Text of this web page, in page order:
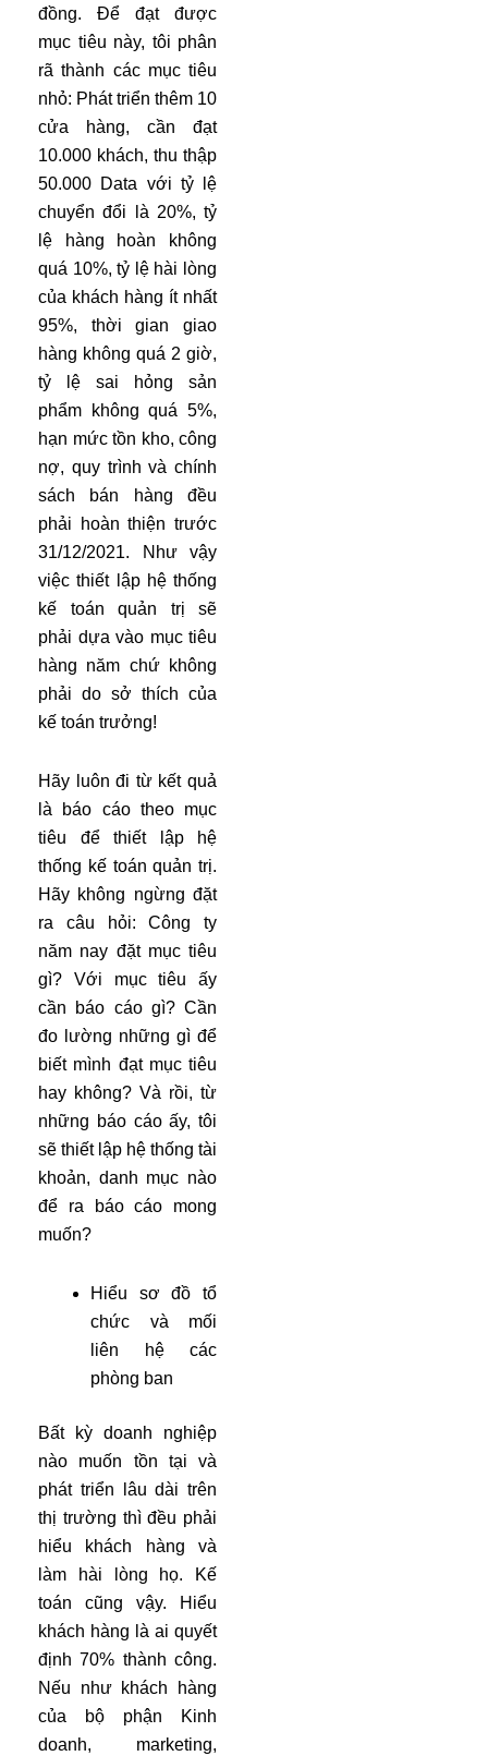
đồng. Để đạt được
mục tiêu này, tôi phân
rã thành các mục tiêu
nhỏ: Phát triển thêm 10
cửa hàng, cần đạt
10.000 khách, thu thập
50.000 Data với tỷ lệ
chuyển đổi là 20%, tỷ
lệ hàng hoàn không
quá 10%, tỷ lệ hài lòng
của khách hàng ít nhất
95%, thời gian giao
hàng không quá 2 giờ,
tỷ lệ sai hỏng sản
phẩm không quá 5%,
hạn mức tồn kho, công
nợ, quy trình và chính
sách bán hàng đều
phải hoàn thiện trước
31/12/2021. Như vậy
việc thiết lập hệ thống
kế toán quản trị sẽ
phải dựa vào mục tiêu
hàng năm chứ không
phải do sở thích của
kế toán trưởng!
Hãy luôn đi từ kết quả
là báo cáo theo mục
tiêu để thiết lập hệ
thống kế toán quản trị.
Hãy không ngừng đặt
ra câu hỏi: Công ty
năm nay đặt mục tiêu
gì? Với mục tiêu ấy
cần báo cáo gì? Cần
đo lường những gì để
biết mình đạt mục tiêu
hay không? Và rồi, từ
những báo cáo ấy, tôi
sẽ thiết lập hệ thống tài
khoản, danh mục nào
để ra báo cáo mong
muốn?
Hiểu sơ đồ tổ
chức và mối
liên hệ các
phòng ban
Bất kỳ doanh nghiệp
nào muốn tồn tại và
phát triển lâu dài trên
thị trường thì đều phải
hiểu khách hàng và
làm hài lòng họ. Kế
toán cũng vậy. Hiểu
khách hàng là ai quyết
định 70% thành công.
Nếu như khách hàng
của bộ phận Kinh
doanh, marketing,